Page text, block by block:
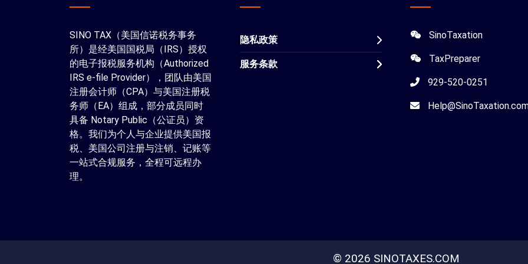
SINO TAX（美国信诺税务事务
所）是经美国国税局（IRS）授权
的电子报税服务机构（Authorized
IRS e-file Provider），团队由美国
注册会计师（CPA）与美国注册税
务师（EA）组成，部分成员同时
具备 Notary Public（公证员）资
格。我们为个人与企业提供美国报
税、美国公司注册与注销、记账等
一站式合规服务，全程可远程办
理。
隐私政策
服务条款
SinoTaxation
TaxPreparer
929-520-0251
© 2026 SINOTAXES.COM